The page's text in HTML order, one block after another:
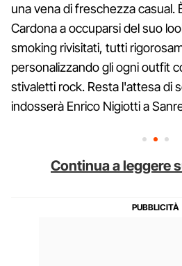
una vena di freschezza casual.
Cardona a occuparsi del suo
smoking rivisitati, tutti
personalizzando gli ogni outfit
stivaletti rock. Resta l'attesa di
indosserà Enrico Nigiotti a
Continua a leggere